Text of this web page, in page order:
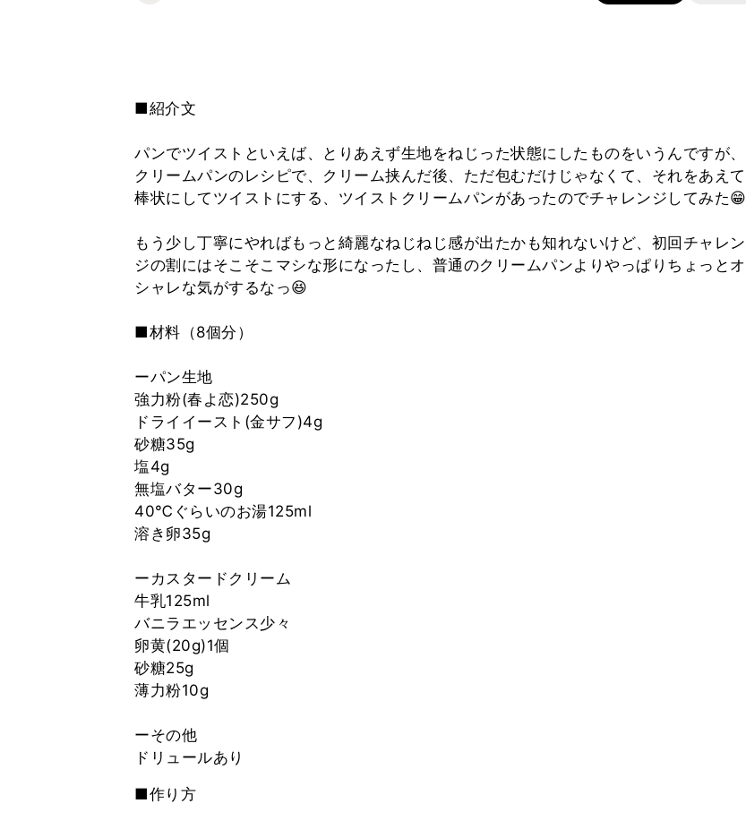
■紹介文
パンでツイストといえば、とりあえず生地をねじった状態にしたものをいうんですが、
クリームパンのレシピで、クリーム挟んだ後、ただ包むだけじゃなくて、それをあえて
棒状にしてツイストにする、ツイストクリームパンがあったのでチャレンジしてみた😁
もう少し丁寧にやればもっと綺麗なねじねじ感が出たかも知れないけど、初回チャレン
ジの割にはそこそこマシな形になったし、普通のクリームパンよりやっぱりちょっとオ
シャレな気がするなっ😆
■材料（8個分）
ーパン生地
強力粉(春よ恋)250g
ドライイースト(金サフ)4g
砂糖35g
塩4g
無塩バター30g
40℃ぐらいのお湯125ml
溶き卵35g
ーカスタードクリーム
牛乳125ml
バニラエッセンス少々
卵黄(20g)1個
砂糖25g
薄力粉10g
ーその他
■作り方